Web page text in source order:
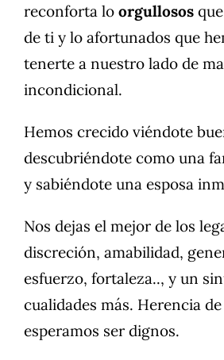
reconforta lo orgullosos
de ti y lo afortunados que
tenerte a nuestro lado de
incondicional.
Hemos crecido viéndote
descubriéndote como una
y sabiéndote una esposa
Nos dejas el mejor de los
discreción, amabilidad,
esfuerzo, fortaleza.., y un
cualidades más. Herencia
esperamos ser dignos.